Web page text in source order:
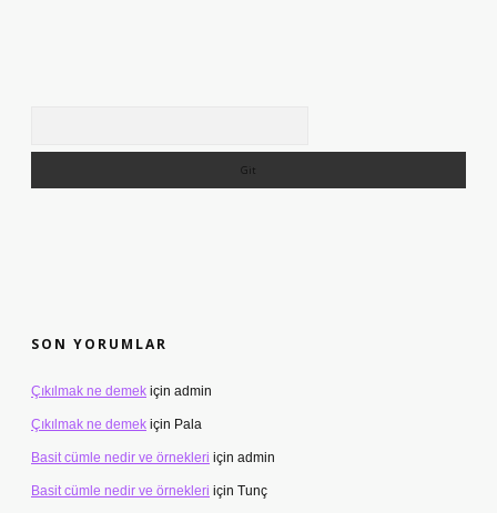
SON YORUMLAR
Çıkılmak ne demek için admin
Çıkılmak ne demek için Pala
Basit cümle nedir ve örnekleri için admin
Basit cümle nedir ve örnekleri için Tunç